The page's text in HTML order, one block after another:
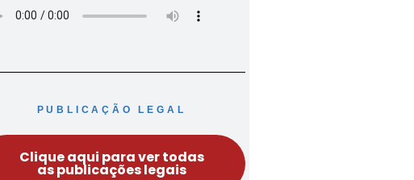
PUBLICAÇÃO LEGAL
Clique aqui para ver todas
as publicações legais